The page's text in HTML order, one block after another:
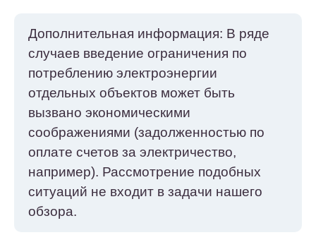
Дополнительная информация: В ряде
случаев введение ограничения по
потреблению электроэнергии
отдельных объектов может быть
вызвано экономическими
соображениями (задолженностью по
оплате счетов за электричество,
например). Рассмотрение подобных
ситуаций не входит в задачи нашего
обзора.